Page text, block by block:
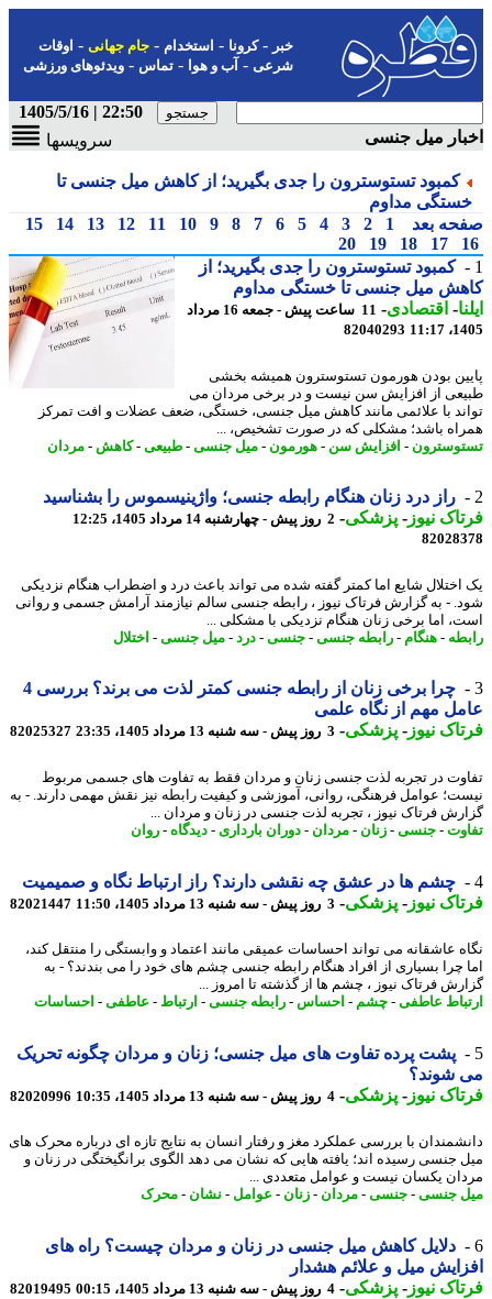
-کرونا-استخدام- جام جهانی-اوقات
شرعی-آب و هوا-تماس-ویدئوهای ورزشی
22:50 | 1405/5/16
میل جنسی
سرویسها
کمبود تستوسترون را جدی بگیرید؛ از کاهش میل جنسی تا
مداوم
بعد
1
2
3
4
5
6
7
8
9
10
11
12
13
14
15
17
18
19
20
کمبود تستوسترون را جدی بگیرید؛ از
میل جنسی تا خستگی مداوم
-اقتصادی-
11 ساعت پیش - جمعه 16 مرداد
82040293
بودن هورمون تستوسترون همیشه بخشی
از افزایش سن نیست و در برخی مردان می
با علائمی مانند کاهش میل جنسی، خستگی، ضعف عضلات و افت تمرکز
باشد؛ مشکلی که در صورت تشخیص، ...
-افزایش سن -هورمون -میل جنسی-طبیعی-کاهش-مردان
راز درد زنان هنگام رابطه جنسی؛ واژینیسموس را بشناسید
نیوز-پزشکی-2 روز پیش - چهارشنبه 14 مرداد 1405، 12:25
شایع اما کمتر گفته شده می تواند باعث درد و اضطراب هنگام نزدیکی
- به گزارش فرتاک نیوز ، رابطه جنسی سالم نیازمند آرامش جسمی و روانی
اما برخی زنان هنگام نزدیکی با مشکلی ...
-هنگام-رابطه جنسی-جنسی-درد-میل جنسی-اختلال
چرا برخی زنان از رابطه جنسی کمتر لذت می برند؟ بررسی 4
مهم از نگاه علمی
نیوز-پزشکی-3 روز پیش - سه شنبه 13 مرداد 1405، 23:35 82025327
در تجربه لذت جنسی زنان و مردان فقط به تفاوت های جسمی مربوط
عوامل فرهنگی، روانی، آموزشی و کیفیت رابطه نیز نقش مهمی دارند. - به
فرتاک نیوز ، تجربه لذت جنسی در زنان و مردان ...
-جنسی-زنان -مردان - دوران بارداری- دیدگاه-روان
چشم ها در عشق چه نقشی دارند؟ راز ارتباط نگاه و صمیمیت
نیوز-پزشکی-3 روز پیش - سه شنبه 13 مرداد 1405، 11:50 82021447
عاشقانه می تواند احساسات عمیقی مانند اعتماد و وابستگی را منتقل کند،
چرا بسیاری از افراد هنگام رابطه جنسی چشم های خود را می بندند؟ - به
فرتاک نیوز ، چشم ها از گذشته تا امروز ...
عاطفی-چشم-احساس-رابطه جنسی-ارتباط -عاطفی-احساسات
پشت پرده تفاوت های میل جنسی؛ زنان و مردان چگونه تحریک
شوند؟
نیوز-پزشکی-4 روز پیش - سه شنبه 13 مرداد 1405، 10:35 82020996
با بررسی عملکرد مغز و رفتار انسان به نتایج تازه ای درباره محرک های
جنسی رسیده اند؛ یافته هایی که نشان می دهد الگوی برانگیختگی در زنان و
یکسان نیست و عوامل متعددی ...
جنسی-جنسی-مردان - زنان -عوامل-نشان-محرک
دلایل کاهش میل جنسی در زنان و مردان چیست؟ راه های
میل و علائم هشدار
نیوز-پزشکی-4 روز پیش - سه شنبه 13 مرداد 1405، 00:15 82019495